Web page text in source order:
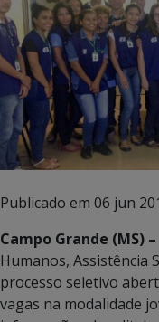
Publicado em 06 jun
Campo Grande (MS) –
Humanos, Assistência
processo seletivo
vagas na modalidade